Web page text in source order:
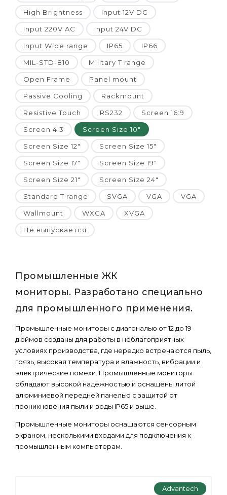
High Brightness Input 12V DC
Input 220V AC Input 24V DC
Input Wide range IP65 IP66
MIL-STD-810 Military T range
Open Frame Panel mount
Passive Cooling Rackmount
Resistive Touch RS232 Screen 16:9
Screen 4:3 Screen Size 10"
Screen Size 12" Screen Size 15"
Screen Size 17" Screen Size 19"
Screen Size 21" Screen Size 24"
Standard T range SVGA VGA VGA
Wallmount WXGA XVGA
Не выпускается
Промышленные ЖК
мониторы. Разработано специально
для промышленного применения.
Промышленные мониторы с диагональю от 12 до 19
дюймов созданы для работы в неблагоприятных
условиях производства, где нередко встречаются пыль,
грязь, высокая температура и влажность, вибрации и
электрические помехи. Промышленные мониторы
обладают высокой надежностью и оснащены литой
алюминиевой передней панелью с защитой от
проникновения пыли и воды IP65 и выше.
Промышленные мониторы оснащаются сенсорным
экраном, несколькими входами для подключения к
промышленным компьютерам.
Advantech